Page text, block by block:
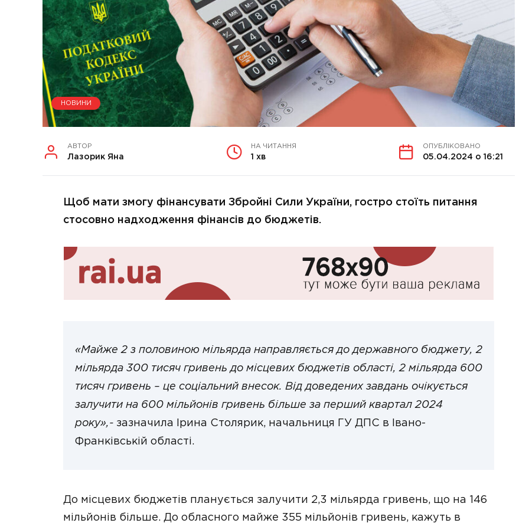
НОВИНИ
АВТОР
Лазорик Яна
НА ЧИТАННЯ
1 хв
ОПУБЛІКОВАНО
05.04.2024 о 16:21
Щоб мати змогу фінансувати Збройні Сили України, гостро стоїть питання
стосовно надходження фінансів до бюджетів.
«Майже 2 з половиною мільярда направляється до державного бюджету, 2
мільярда 300 тисяч гривень до місцевих бюджетів області, 2 мільярда 600
тисяч гривень – це соціальний внесок. Від доведених завдань очікується
залучити на 600 мільйонів гривень більше за перший квартал 2024
року»,- зазначила Ірина Столярик, начальниця ГУ ДПС в Івано-
Франківській області.
До місцевих бюджетів планується залучити 2,3 мільярда гривень, що на 146
мільйонів більше. До обласного майже 355 мільйонів гривень, кажуть в